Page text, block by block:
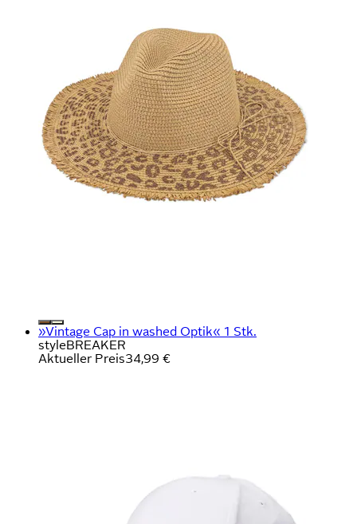
»Vintage Cap in washed Optik« 1 Stk.
styleBREAKER
Aktueller Preis34,99 €